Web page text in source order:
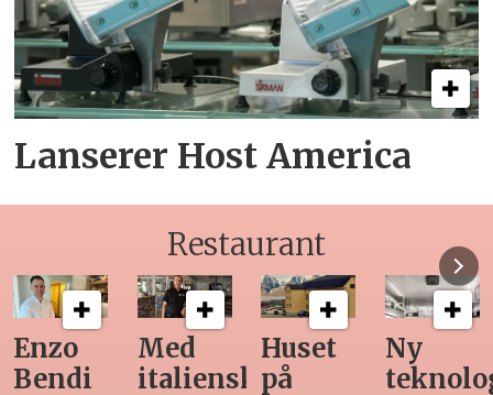
Lanserer Host America
Restaurant
Med
italiensk
Huset
på
Ny
teknologi
Siste
Horeca-